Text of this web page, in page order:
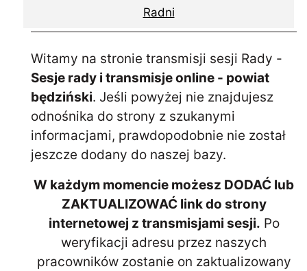
Radni
Witamy na stronie transmisji sesji Rady -
Sesje rady i transmisje online - powiat
będziński. Jeśli powyżej nie znajdujesz
odnośnika do strony z szukanymi
informacjami, prawdopodobnie nie został
jeszcze dodany do naszej bazy.
W każdym momencie możesz DODAĆ lub
ZAKTUALIZOWAĆ link do strony
internetowej z transmisjami sesji. Po
weryfikacji adresu przez naszych
pracowników zostanie on zaktualizowany